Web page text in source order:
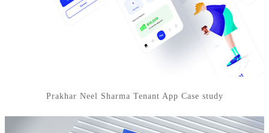
Prakhar Neel Sharma Tenant App Case study